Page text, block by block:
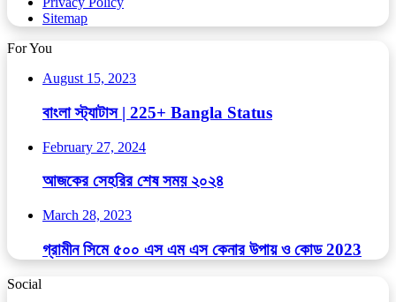
Sitemap
For You
August 15, 2023
বাংলা স্ট্যাটাস | 225+ Bangla Status
February 27, 2024
আজকের সেহরির শেষ সময় ২০২৪
March 28, 2023
গ্রামীন সিমে ৫০০ এস এম এস কেনার উপায় ও কোড 2023
Social